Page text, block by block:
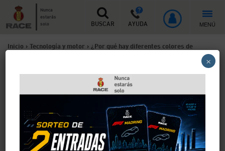
Nunca
estarás
solo
BUSCAR AYUDA MENÚ
Inicio > Tecnología y motor > ¿Por qué hay diferentes colores de
¿Por qué hay diferentes
colores de líquido
anticongelante?
Hay varios tipos de colores de líquido anticongelante,
×